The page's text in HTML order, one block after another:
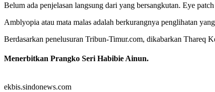
Belum ada penjelasan langsung dari yang bersangkutan. Eye
Amblyopia atau mata malas adalah berkurangnya penglihatan
Berdasarkan penelusuran Tribun-Timur.com, dikabarkan Thareq
Menerbitkan Prangko Seri Habibie Ainun.
ekbis.sindonews.com